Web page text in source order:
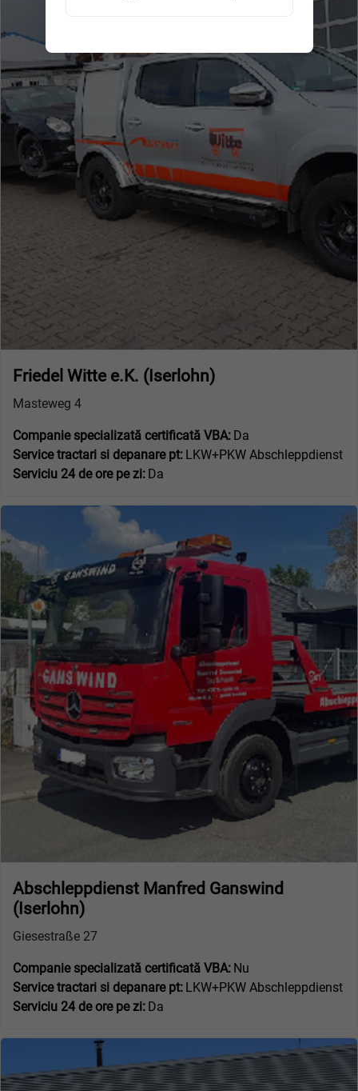
Friedel Witte e.K. (Iserlohn)
Masteweg 4
Companie specializată certificată VBA: Da
Service tractari si depanare pt: LKW+PKW Abschleppdienst
Serviciu 24 de ore pe zi: Da
Abschleppdienst Manfred Ganswind
(Iserlohn)
Giesestraße 27
Companie specializată certificată VBA: Nu
Service tractari si depanare pt: LKW+PKW Abschleppdienst
Serviciu 24 de ore pe zi: Da